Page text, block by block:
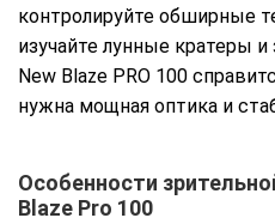
контролируйте обширные
изучайте лунные кратеры
New Blaze PRO 100
нужна мощная оптика и
Особенности
Blaze Pro 100